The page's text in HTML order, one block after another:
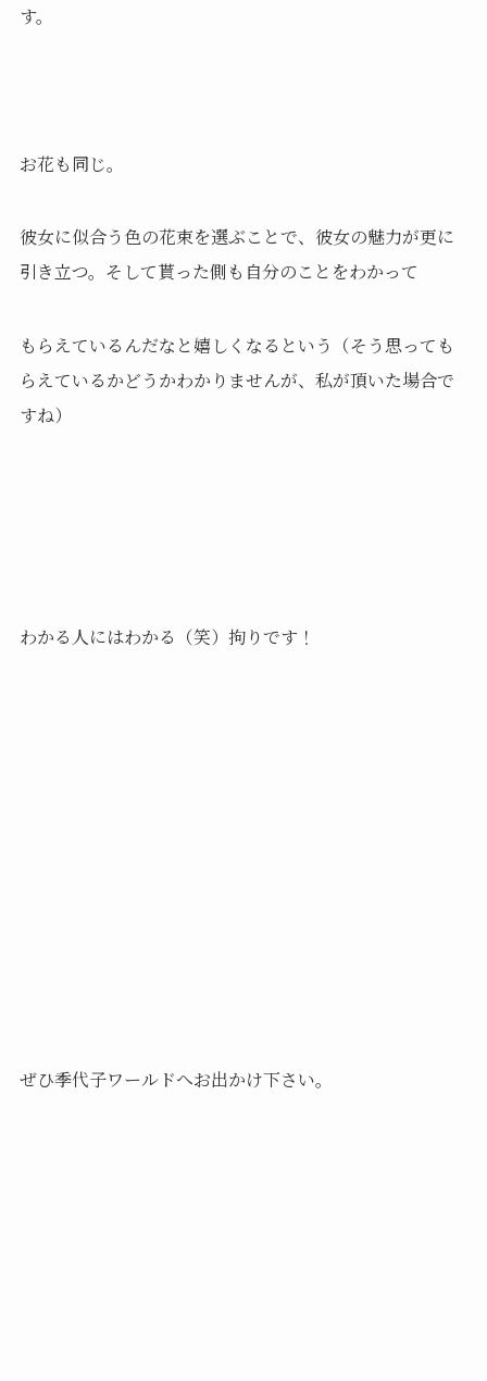
す。
お花も同じ。
彼女に似合う色の花束を選ぶことで、彼女の魅力が更に
引き立つ。そして貰った側も自分のことをわかって
もらえているんだなと嬉しくなるという（そう思っても
らえているかどうかわかりませんが、私が頂いた場合で
すね）
わかる人にはわかる（笑）拘りです！
ぜひ季代子ワールドへお出かけ下さい。